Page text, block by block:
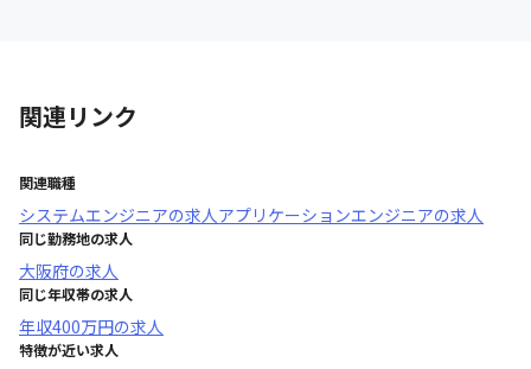
関連リンク
関連職種
システムエンジニアの求人アプリケーションエンジニアの求人
同じ勤務地の求人
大阪府の求人
同じ年収帯の求人
年収400万円の求人
特徴が近い求人